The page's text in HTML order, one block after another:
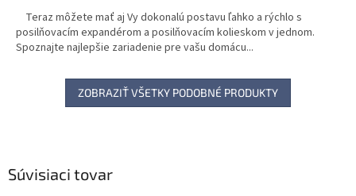
Súvisiaci tovar
Teraz môžete mať aj Vy dokonalú postavu ľahko a rýchlo s
posilňovacím expandérom a posilňovacím kolieskom v jednom.
Spoznajte najlepšie zariadenie pre vašu domácu...
ZOBRAZIŤ VŠETKY PODOBNÉ PRODUKTY